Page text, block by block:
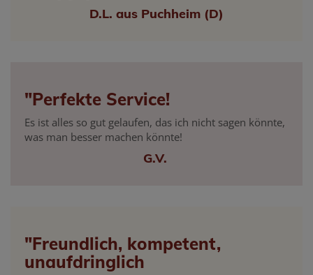
D.L. aus Puchheim (D)
"Perfekte Service!
Es ist alles so gut gelaufen, das ich nicht sagen könnte,
was man besser machen könnte!
G.V.
"Freundlich, kompetent,
unaufdringlich